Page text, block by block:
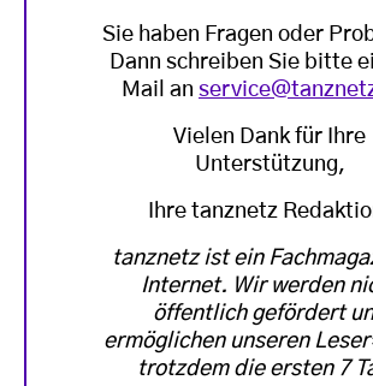
Sie haben Fragen oder
Dann schreiben Sie bitte
Mail an
Vielen Dank für Ihre
Unterstützung,
Ihre tanznetz
tanznetz ist ein
Internet. Wir werden
öffentlich gefördert
ermöglichen unseren
trotzdem die ersten 7